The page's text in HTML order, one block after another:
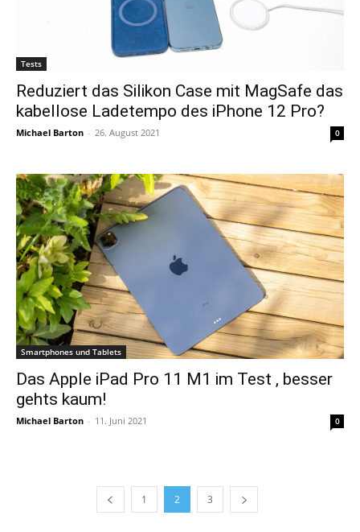
Tests
Reduziert das Silikon Case mit MagSafe das
kabellose Ladetempo des iPhone 12 Pro?
Michael Barton - 26. August 2021 0
Smartphones und Tablets
Das Apple iPad Pro 11 M1 im Test , besser
gehts kaum!
Michael Barton - 11. Juni 2021 0
1 2 3